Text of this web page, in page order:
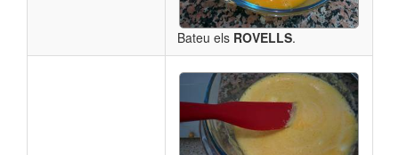
Bateu els ROVELLS.